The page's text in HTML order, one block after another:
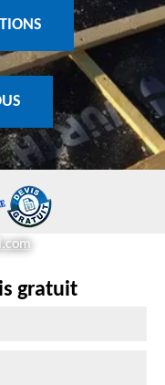
gratuit